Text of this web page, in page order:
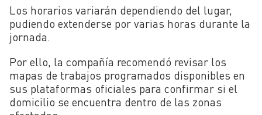
Los horarios variarán dependiendo del lugar,
pudiendo extenderse por varias horas durante la
jornada.
Por ello, la compañía recomendó revisar los
mapas de trabajos programados disponibles en
sus plataformas oficiales para confirmar si el
domicilio se encuentra dentro de las zonas